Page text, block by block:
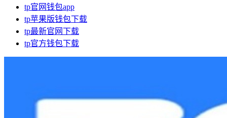
tp官网钱包app
tp苹果版钱包下载
tp最新官网下载
tp官方钱包下载